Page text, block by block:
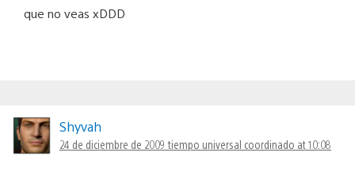
que no veas xDDD
Shyvah
24 de diciembre de 2009 tiempo universal coordinado at 10:08